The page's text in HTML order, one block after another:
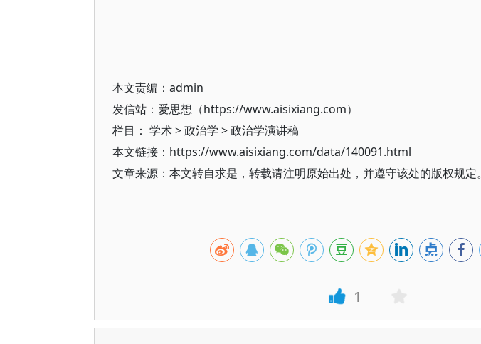
本文责编： admin
发信站：爱思想（https://www.aisixiang.com）
栏目： 学术>政治学 >政治学演讲稿
本文链接：https://www.aisixiang.com/data/140091.html
文章来源：本文转自求是，转载请注明原始出处，并遵守该处的版权规定。
1